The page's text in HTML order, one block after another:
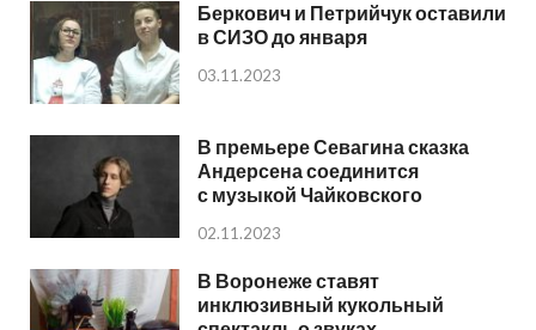
Беркович и Петрийчук оставили
в СИЗО до января
03.11.2023
В премьере Севагина сказка
Андерсена соединится
с музыкой Чайковского
02.11.2023
В Воронеже ставят
инклюзивный кукольный